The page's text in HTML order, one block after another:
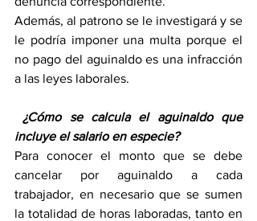
Además, al patrono se le investigará y se
le podría imponer una multa porque el
no pago del aguinaldo es una infracción
a las leyes laborales.
incluye el salario en especie?
Para conocer el monto que se debe
cancelar por aguinaldo a cada
trabajador, en necesario que se sumen
la totalidad de horas laboradas, tanto en